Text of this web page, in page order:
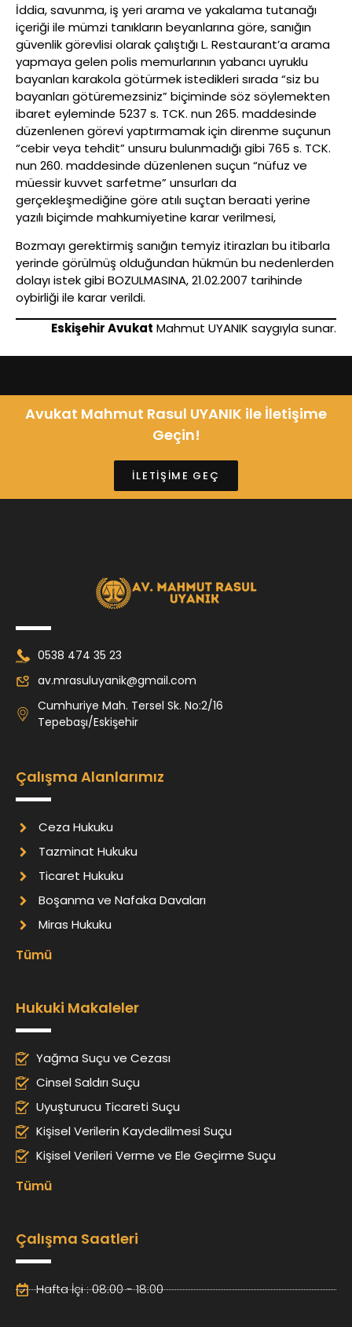
İddia, savunma, iş yeri arama ve yakalama tutanağı
içeriği ile mümzi tanıkların beyanlarına göre, sanığın
güvenlik görevlisi olarak çalıştığı L. Restaurant’a arama
yapmaya gelen polis memurlarının yabancı uyruklu
bayanları karakola götürmek istedikleri sırada “siz bu
bayanları götüremezsiniz” biçiminde söz söylemekten
ibaret eyleminde 5237 s. TCK. nun 265. maddesinde
düzenlenen görevi yaptırmamak için direnme suçunun
“cebir veya tehdit” unsuru bulunmadığı gibi 765 s. TCK.
nun 260. maddesinde düzenlenen suçun “nüfuz ve
müessir kuvvet sarfetme” unsurları da
gerçekleşmediğine göre atılı suçtan beraati yerine
yazılı biçimde mahkumiyetine karar verilmesi,
Bozmayı gerektirmiş sanığın temyiz itirazları bu itibarla
yerinde görülmüş olduğundan hükmün bu nedenlerden
dolayı istek gibi BOZULMASINA, 21.02.2007 tarihinde
oybirliği ile karar verildi.
Eskişehir Avukat Mahmut UYANIK saygıyla sunar.
Avukat Mahmut Rasul UYANIK ile İletişime
Geçin!
İLETİŞİME GEÇ
0538 474 35 23
av.mrasuluyanik@gmail.com
Cumhuriye Mah. Tersel Sk. No:2/16
Tepebaşı/Eskişehir
Çalışma Alanlarımız
Ceza Hukuku
Tazminat Hukuku
Ticaret Hukuku
Boşanma ve Nafaka Davaları
Miras Hukuku
Tümü
Hukuki Makaleler
Yağma Suçu ve Cezası
Cinsel Saldırı Suçu
Uyuşturucu Ticareti Suçu
Kişisel Verilerin Kaydedilmesi Suçu
Kişisel Verileri Verme ve Ele Geçirme Suçu
Tümü
Çalışma Saatleri
Hafta İçi : 08:00 - 18:00